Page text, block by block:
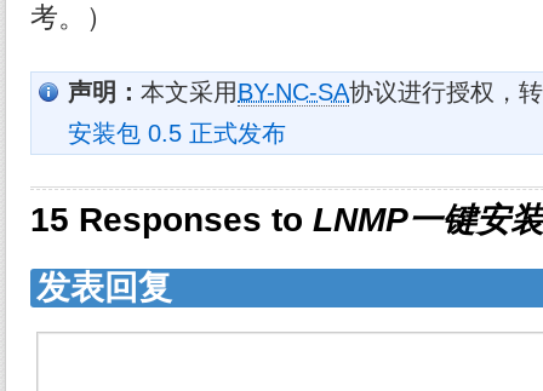
考。）
声明： 本文采用BY-NC-SA协议进行授权，
安装包 0.5 正式发布
15 Responses to LNMP一键安
发表回复